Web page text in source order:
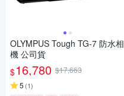
OLYMPUS Tough TG-7 防水相
機 公司貨
$16,780 $17,663
5 (1)